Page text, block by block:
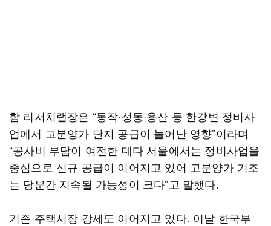
함 리서치랩장은 “동작·성동·용산 등 한강변 정비사
업에서 고분양가 단지 공급이 늘어난 영향”이라며
“공사비 부담이 여전한 데다 서울에서는 정비사업을
중심으로 신규 공급이 이어지고 있어 고분양가 기조
는 당분간 지속될 가능성이 크다”고 말했다.
기존 주택시장 강세도 이어지고 있다. 이날 한국부